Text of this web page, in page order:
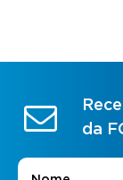
da
Nome